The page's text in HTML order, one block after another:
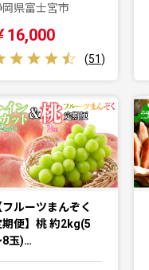
岡県富士宮市
16,000
(51)
フルーツまんぞく
期便】桃 約2kg(5
8玉)…